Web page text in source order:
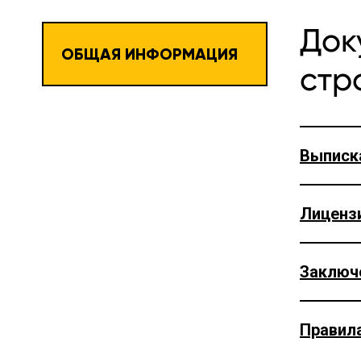
ОБЩАЯ ИНФОРМАЦИЯ